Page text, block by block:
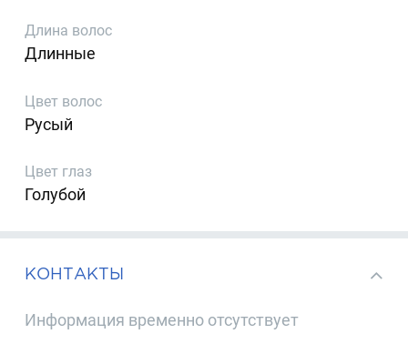
Длина волос
Длинные
Цвет волос
Русый
Цвет глаз
Голубой
КОНТАКТЫ
Информация временно отсутствует